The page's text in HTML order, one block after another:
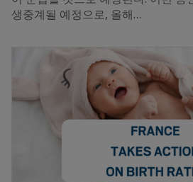
생중계될 예정으로, 올해…